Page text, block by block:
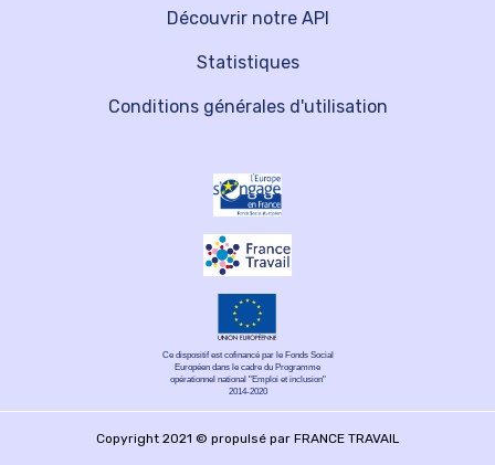
Découvrir notre API
Statistiques
Conditions générales d'utilisation
Ce dispositif est cofinancé par le Fonds Social
Européen dans le cadre du Programme
opérationnel national "Emploi et inclusion"
2014-2020
Copyright 2021 © propulsé par FRANCE TRAVAIL